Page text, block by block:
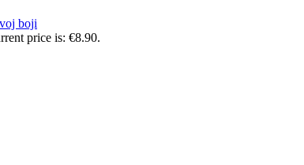
boji
price is: €8.90.